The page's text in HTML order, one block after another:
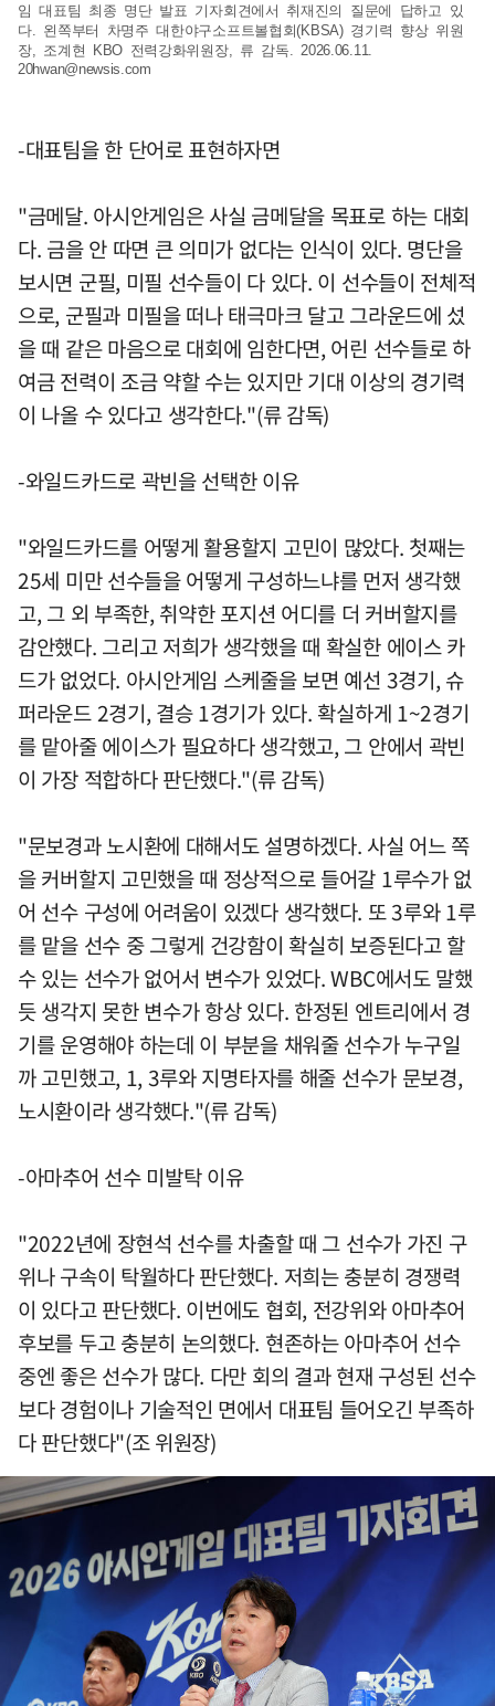
임 대표팀 최종 명단 발표 기자회견에서 취재진의 질문에 답하고 있
다. 왼쪽부터 차명주 대한야구소프트볼협회(KBSA) 경기력 향상 위원
장, 조계현 KBO 전력강화위원장, 류 감독. 2026.06.11.
20hwan@newsis.com
-대표팀을 한 단어로 표현하자면
"금메달. 아시안게임은 사실 금메달을 목표로 하는 대회
다. 금을 안 따면 큰 의미가 없다는 인식이 있다. 명단을
보시면 군필, 미필 선수들이 다 있다. 이 선수들이 전체적
으로, 군필과 미필을 떠나 태극마크 달고 그라운드에 섰
을 때 같은 마음으로 대회에 임한다면, 어린 선수들로 하
여금 전력이 조금 약할 수는 있지만 기대 이상의 경기력
이 나올 수 있다고 생각한다."(류 감독)
-와일드카드로 곽빈을 선택한 이유
"와일드카드를 어떻게 활용할지 고민이 많았다. 첫째는
25세 미만 선수들을 어떻게 구성하느냐를 먼저 생각했
고, 그 외 부족한, 취약한 포지션 어디를 더 커버할지를
감안했다. 그리고 저희가 생각했을 때 확실한 에이스 카
드가 없었다. 아시안게임 스케줄을 보면 예선 3경기, 슈
퍼라운드 2경기, 결승 1경기가 있다. 확실하게 1~2경기
를 맡아줄 에이스가 필요하다 생각했고, 그 안에서 곽빈
이 가장 적합하다 판단했다."(류 감독)
"문보경과 노시환에 대해서도 설명하겠다. 사실 어느 쪽
을 커버할지 고민했을 때 정상적으로 들어갈 1루수가 없
어 선수 구성에 어려움이 있겠다 생각했다. 또 3루와 1루
를 맡을 선수 중 그렇게 건강함이 확실히 보증된다고 할
수 있는 선수가 없어서 변수가 있었다. WBC에서도 말했
듯 생각지 못한 변수가 항상 있다. 한정된 엔트리에서 경
기를 운영해야 하는데 이 부분을 채워줄 선수가 누구일
까 고민했고, 1, 3루와 지명타자를 해줄 선수가 문보경,
노시환이라 생각했다."(류 감독)
-아마추어 선수 미발탁 이유
"2022년에 장현석 선수를 차출할 때 그 선수가 가진 구
위나 구속이 탁월하다 판단했다. 저희는 충분히 경쟁력
이 있다고 판단했다. 이번에도 협회, 전강위와 아마추어
후보를 두고 충분히 논의했다. 현존하는 아마추어 선수
중엔 좋은 선수가 많다. 다만 회의 결과 현재 구성된 선수
보다 경험이나 기술적인 면에서 대표팀 들어오긴 부족하
다 판단했다"(조 위원장)